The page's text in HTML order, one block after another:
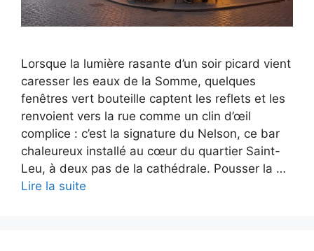
Lorsque la lumière rasante d’un soir picard vient
caresser les eaux de la Somme, quelques
fenêtres vert bouteille captent les reflets et les
renvoient vers la rue comme un clin d’œil
complice : c’est la signature du Nelson, ce bar
chaleureux installé au cœur du quartier Saint-
Leu, à deux pas de la cathédrale. Pousser la …
Lire la suite